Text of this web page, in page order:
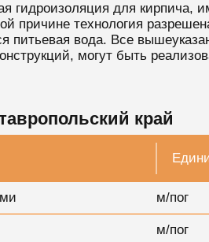
для кирпича,
причине технология
питьевая вода. Все
могут быть
край
м/пог
м/пог